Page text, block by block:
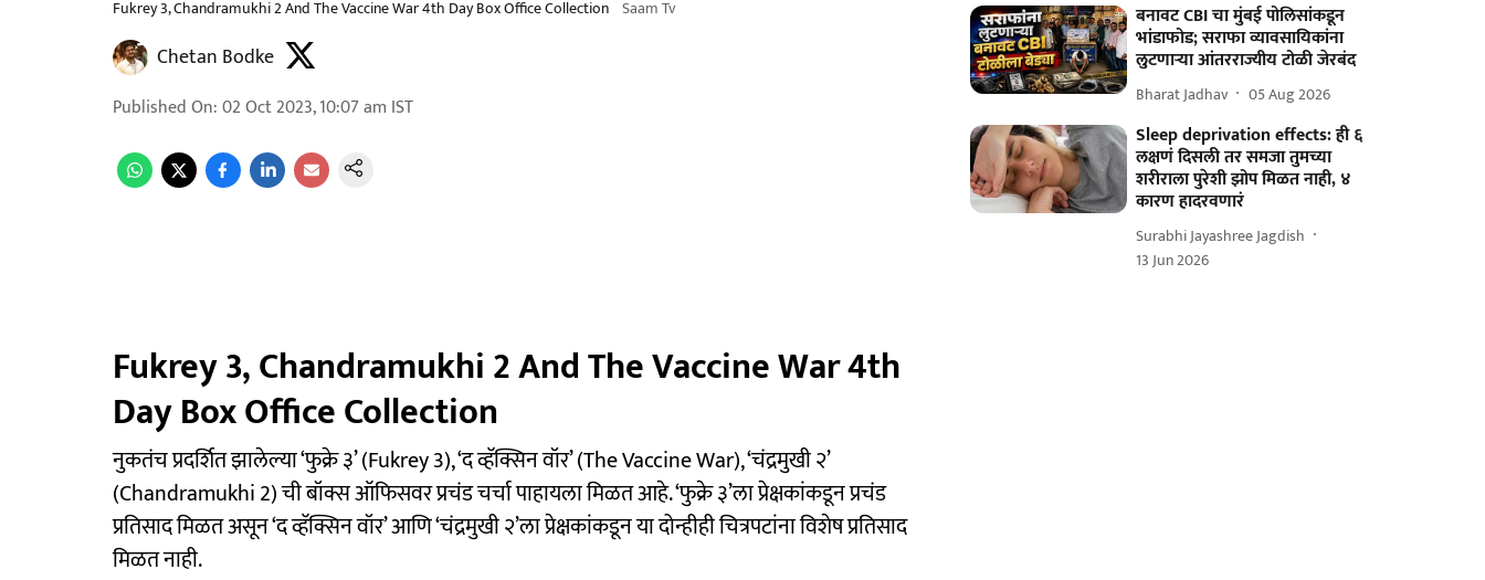
Fukrey 3, Chandramukhi 2 And The Vaccine War 4th Day Box Office Collection Saam Tv
Chetan Bodke
Published On:02 Oct 2023, 10:07 am IST
Fukrey 3, Chandramukhi 2 And The Vaccine War 4th
Day Box Office Collection
नुकतंच प्रदर्शित झालेल्या ‘फुक्रे ३’ (Fukrey 3), ‘द व्हॅक्सिन वॉर’ (The Vaccine War), ‘चंद्रमुखी २’
(Chandramukhi 2) ची बॉक्स ऑफिसवर प्रचंड चर्चा पाहायला मिळत आहे. ‘फुक्रे ३’ला प्रेक्षकांकडून प्रचंड
प्रतिसाद मिळत असून ‘द व्हॅक्सिन वॉर’ आणि ‘चंद्रमुखी २’ला प्रेक्षकांकडून या दोन्हीही चित्रपटांना विशेष प्रतिसाद
मिळत नाही.
बनावट CBI चा मुंबई पोलिसांकडून
भांडाफोड; सराफा व्यावसायिकांना
लुटणाऱ्या आंतरराज्यीय टोळी जेरबंद
Bharat Jadhav 05 Aug 2026
Sleep deprivation effects: ही ६
लक्षणं दिसली तर समजा तुमच्या
शरीराला पुरेशी झोप मिळत नाही, ४
कारण हादरवणारं
Surabhi Jayashree Jagdish
13 Jun 2026